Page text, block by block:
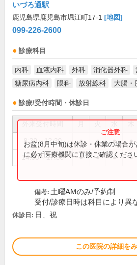
いづろ通駅
鹿児島県鹿児島市堀江町17-1 [地図]
099-226-2600
診療科目
内科 血液内科 外科 消化器外科
糖尿病内科
眼科 放射線科 大腸・
診療/受付時間・休診日
8:30～12:30 ● ● ● ●
14:00～17:30 ● ● ● ●
お盆(8月中旬)は休診・休業の場合
に必ず医療機関に直接ご確認くださ
備考: 土曜AMのみ/予約制
受付/診療日時は科目により異
休診日: 日、祝
この医院の詳細を